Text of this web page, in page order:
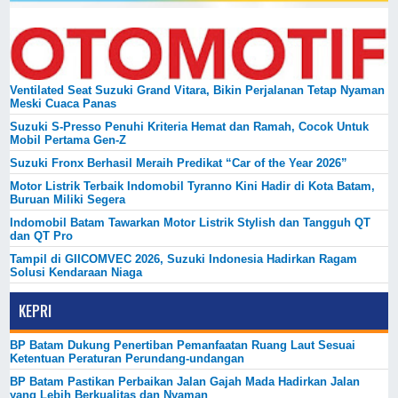
Ventilated Seat Suzuki Grand Vitara, Bikin Perjalanan Tetap Nyaman
Meski Cuaca Panas
Suzuki S-Presso Penuhi Kriteria Hemat dan Ramah, Cocok Untuk
Mobil Pertama Gen-Z
Suzuki Fronx Berhasil Meraih Predikat “Car of the Year 2026”
Motor Listrik Terbaik Indomobil Tyranno Kini Hadir di Kota Batam,
Buruan Miliki Segera
Indomobil Batam Tawarkan Motor Listrik Stylish dan Tangguh QT
dan QT Pro
Tampil di GIICOMVEC 2026, Suzuki Indonesia Hadirkan Ragam
Solusi Kendaraan Niaga
KEPRI
BP Batam Dukung Penertiban Pemanfaatan Ruang Laut Sesuai
Ketentuan Peraturan Perundang-undangan
BP Batam Pastikan Perbaikan Jalan Gajah Mada Hadirkan Jalan
yang Lebih Berkualitas dan Nyaman